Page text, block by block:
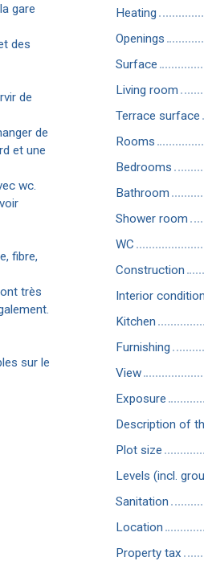
gare
des
de
de
et une
wc.
fibre,
très
sur le
Heating
Openings
Surface
Living room
Terrace surface
Rooms
Bedrooms
Bathroom
Shower room
WC
Construction
Interior condition
Kitchen
Furnishing
View
Exposure
Description of
Plot size
Levels (incl.
Sanitation
Location
Property tax